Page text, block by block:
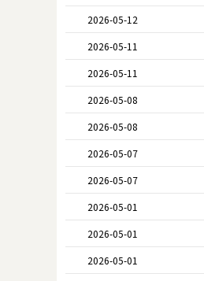
2026-05-12
2026-05-11
2026-05-11
2026-05-08
2026-05-08
2026-05-07
2026-05-07
2026-05-01
2026-05-01
2026-05-01